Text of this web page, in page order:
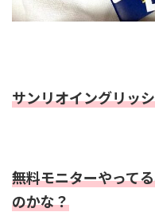
サンリオイングリッ
無料モニターやって
のかな？